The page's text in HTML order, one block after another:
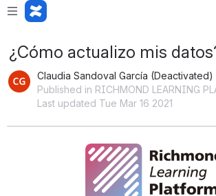
¿Cómo actualizo mis
Claudia Sandoval García (Deactivated)
Published in RICHMOND LEARNING
Last updated Tue Mar 16 2021
Open